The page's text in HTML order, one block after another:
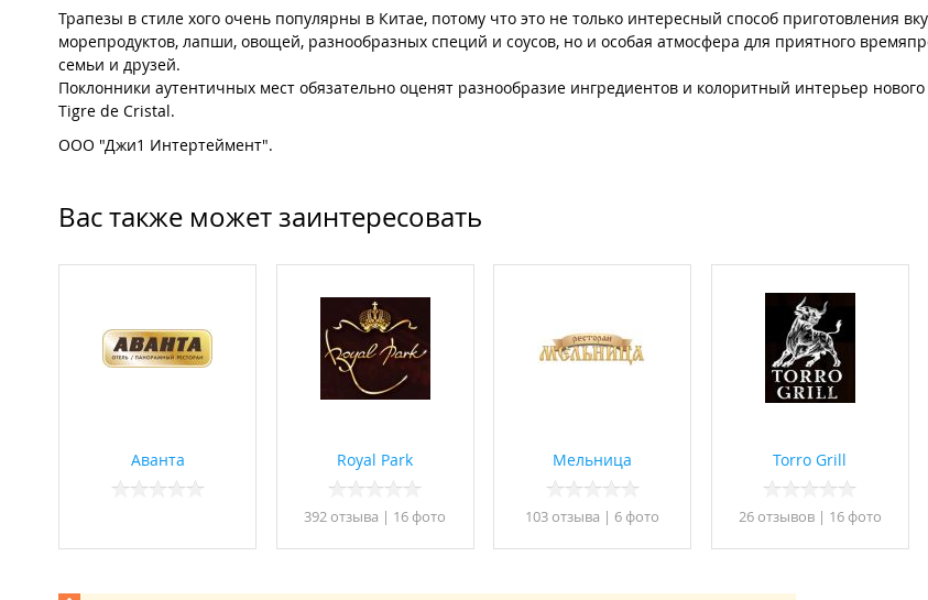
Трапезы в стиле хого очень популярны в Китае, потому что это не только интересный способ приготовления
морепродуктов, лапши, овощей, разнообразных специй и соусов, но и особая атмосфера для приятного
семьи и друзей.
Поклонники аутентичных мест обязательно оценят разнообразие ингредиентов и колоритный интерьер
Tigre de Cristal.
ООО "Джи1 Интертеймент".
Вас также может заинтересовать
Аванта Royal Park
392 отзывa | 16 фото
Мельница
103 отзывa | 6 фото
Torro Grill
26 отзывов| 16 фото